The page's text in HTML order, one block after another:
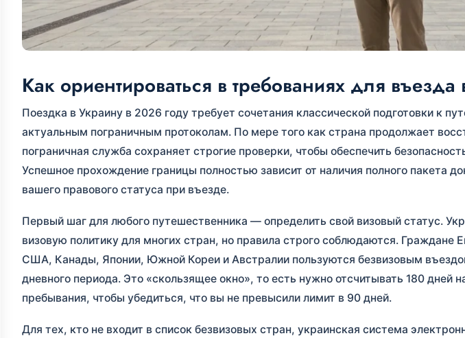
Как ориентироваться в требованиях для
Поездка в Украину в 2026 году требует сочетания классической подготовки к
актуальным пограничным протоколам. По мере того как страна продолжает
пограничная служба сохраняет строгие проверки, чтобы обеспечить
Успешное прохождение границы полностью зависит от наличия полного пакета
вашего правового статуса при въезде.
Первый шаг для любого путешественника — определить свой визовый статус.
визовую политику для многих стран, но правила строго соблюдаются. Граждане
США, Канады, Японии, Южной Кореи и Австралии пользуются безвизовым
дневного периода. Это «скользящее окно», то есть нужно отсчитывать 180 дней
пребывания, чтобы убедиться, что вы не превысили лимит в 90 дней.
Для тех, кто не входит в список безвизовых стран, украинская система